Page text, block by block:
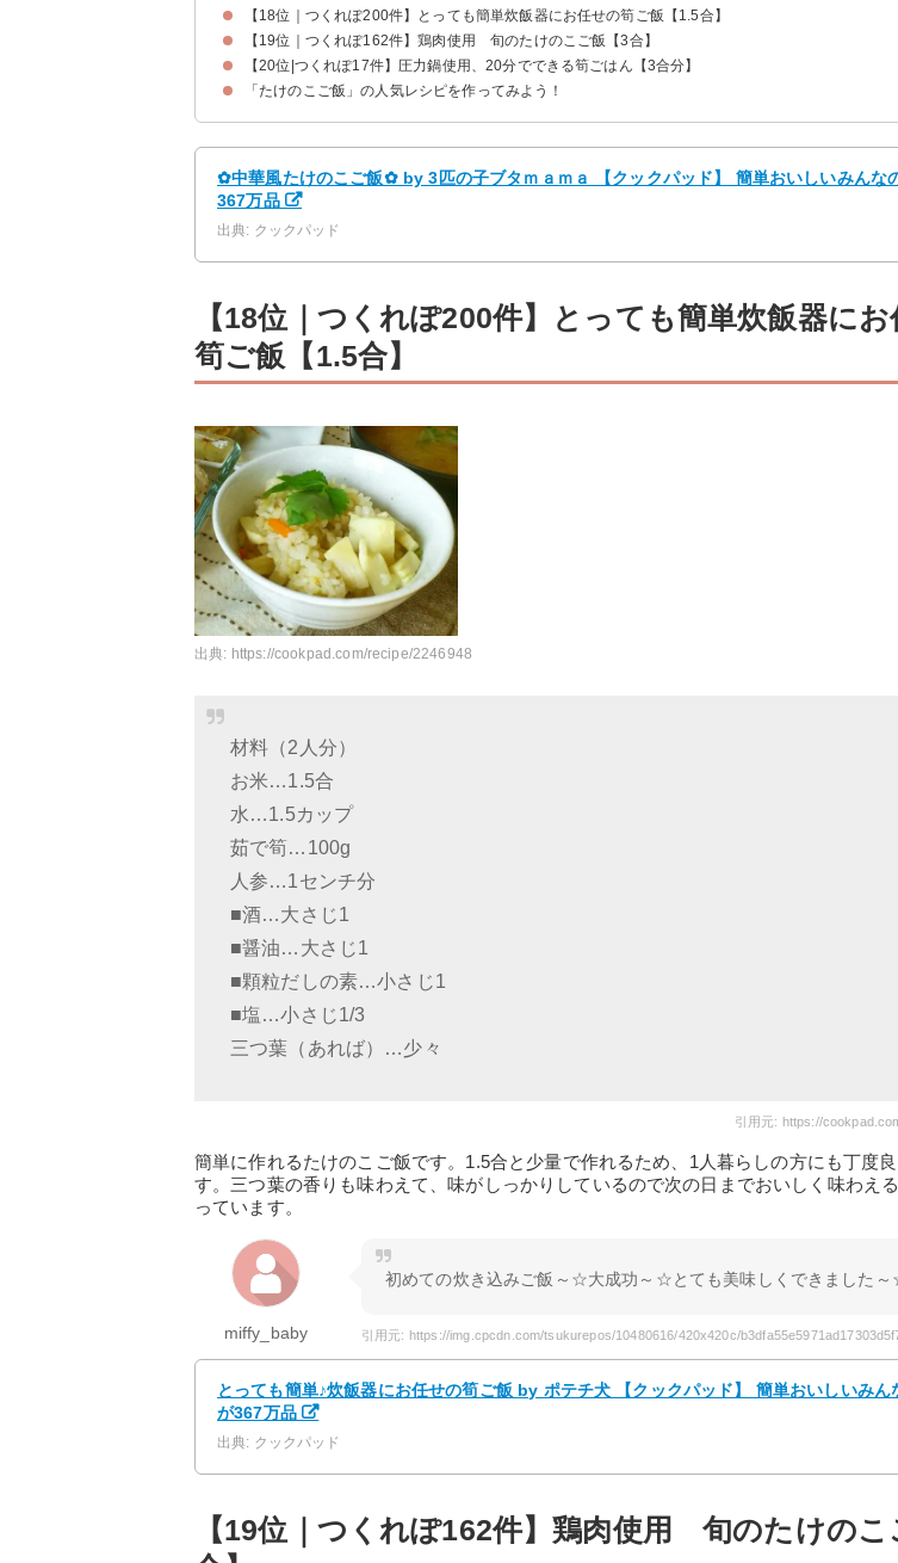
【18位｜つくれぽ200件】とっても簡単炊飯器にお任せの筍ご飯【1.5合】
【19位｜つくれぽ162件】鶏肉使用 旬のたけのこご飯【3合】
【20位|つくれぽ17件】圧力鍋使用、20分でできる筍ごはん【3合分】
「たけのこご飯」の人気レシピを作ってみよう！
✿中華風たけのこご飯✿ by 3匹の子ブタｍａｍａ 【クックパッド】 簡単おいしいみんな
367万品
出典: クックパッド
【18位｜つくれぽ200件】とっても簡単炊飯器に
筍ご飯【1.5合】
出典: https://cookpad.com/recipe/2246948
材料（2人分）
お米…1.5合
水…1.5カップ
茹で筍…100g
人参…1センチ分
■酒…大さじ1
■醤油…大さじ1
■顆粒だしの素…小さじ1
■塩…小さじ1/3
三つ葉（あれば）…少々
引用元: https://
簡単に作れるたけのこご飯です。1.5合と少量で作れるため、1人暮らしの方にも丁度
す。三つ葉の香りも味わえて、味がしっかりしているので次の日までおいしく味わえ
っています。
miffy_baby
初めての炊き込みご飯～☆大成功～☆とても美味しくできました
とっても簡単♪炊飯器にお任せの筍ご飯 by ポテチ犬 【クックパッド】 簡単おいしいみん
が367万品
出典: クックパッド
【19位｜つくれぽ162件】鶏肉使用 旬のたけのこ